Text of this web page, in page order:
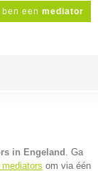
ben een mediator
in Engeland . Ga
om via één